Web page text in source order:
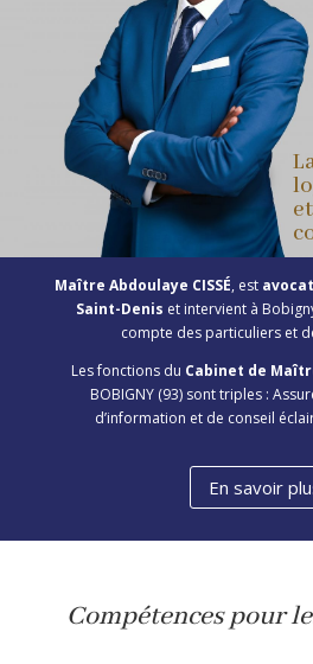
Maître Abdoulaye CISSÉ, est
Saint-Denis et intervient à
compte des particuliers et
Les fonctions du Cabinet de
BOBIGNY (93) sont triples :
d’information et de conseil
En savoir
Compétences pour